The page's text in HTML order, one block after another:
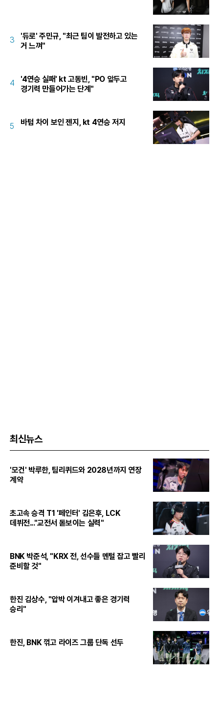
3
'듀로' 주민규, "최근 팀이 발전하고 있는
거 느껴"
4
'4연승 실패' kt 고동빈, "PO 앞두고
경기력 만들어가는 단계"
5 바텀 차이 보인 젠지, kt 4연승 저지
최신뉴스
'모건' 박루한, 팀리퀴드와 2028년까지 연장
계약
초고속 승격 T1 '페인터' 김은후, LCK
데뷔전..."교전서 돋보이는 실력"
BNK 박준석, "KRX 전, 선수들 멘털 잡고 빨리
준비할 것"
한진 김상수, "압박 이겨내고 좋은 경기력
승리"
한진, BNK 꺾고 라이즈 그룹 단독 선두